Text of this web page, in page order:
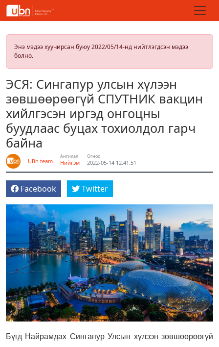
Энэ мэдээ хуучирсан буюу 2022/05/14-нд нийтлэгдсэн мэдээ
болно.
ЭСЯ: Сингапур улсын хүлээн
зөвшөөрөөгүй СПУТНИК вакцин
хийлгэсэн иргэд онгоцны
буудлаас буцах тохиолдол гарч
байна
UBn team
Ангилал
Нийгэм
Огноо
2022-05-14 12:41:51
Facebook Twitter
Бүгд Найрамдах Сингапур Улсын хүлээн зөвшөөрөөгүй